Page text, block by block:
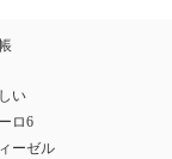
い
ロ6
ーゼル